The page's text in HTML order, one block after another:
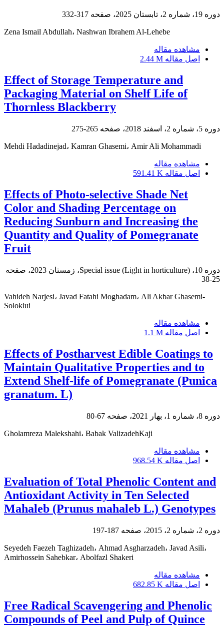
دوره 19، شماره 2، تابستان 2025، صفحه 317-332
Zena Ismail Abdullah، Nashwan Ibrahem Al-Lehebe
مشاهده مقاله
اصل مقاله 2.44 M
Effect of Storage Temperature and
Packaging Material on Shelf Life of
Thornless Blackberry
دوره 5، شماره 2، اسفند 2018، صفحه 265-275
Mehdi Hadadinejad، Kamran Ghasemi، Amir Ali Mohammadi
مشاهده مقاله
اصل مقاله 591.41 K
Effects of Photo-selective Shade Net
Color and Shading Percentage on
Reducing Sunburn and Increasing the
Quantity and Quality of Pomegranate
Fruit
دوره 10، Special issue (Light in horticulture)، زمستان 2023، صفحه
25-38
Vahideh Narjesi، Javad Fatahi Moghadam، Ali Akbar Ghasemi-
Soloklui
مشاهده مقاله
اصل مقاله 1.1 M
Effects of Postharvest Edible Coatings to
Maintain Qualitative Properties and to
Extend Shelf-life of Pomegranate (Punica
granatum. L)
دوره 8، شماره 1، بهار 2021، صفحه 67-80
Gholamreza Malekshahi، Babak ValizadehKaji
مشاهده مقاله
اصل مقاله 968.54 K
Evaluation of Total Phenolic Content and
Antioxidant Activity in Ten Selected
Mahaleb (Prunus mahaleb L.) Genotypes
دوره 2، شماره 2، 2015، صفحه 187-197
Seyedeh Faezeh Taghizadeh، Ahmad Asgharzadeh، Javad Asili،
Amirhossein Sahebkar، Abolfazl Shakeri
مشاهده مقاله
اصل مقاله 682.85 K
Free Radical Scavengering and Phenolic
Compounds of Peel and Pulp of Quince